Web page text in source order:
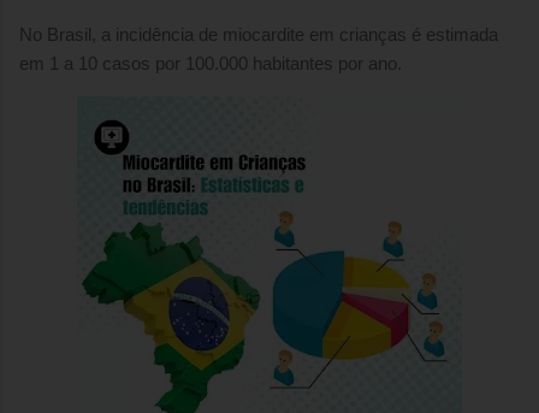
No Brasil, a incidência de miocardite em crianças é estimada
em 1 a 10 casos por 100.000 habitantes por ano.